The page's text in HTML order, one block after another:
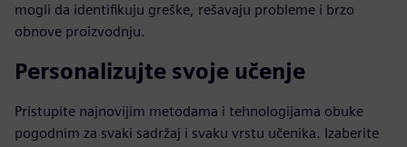
mogli da identifikuju greške, rešavaju probleme i brzo
obnove proizvodnju.
Personalizujte svoje učenje
Pristupite najnovijim metodama i tehnologijama obuke
pogodnim za svaki sadržaj i svaku vrstu učenika. Izaberite